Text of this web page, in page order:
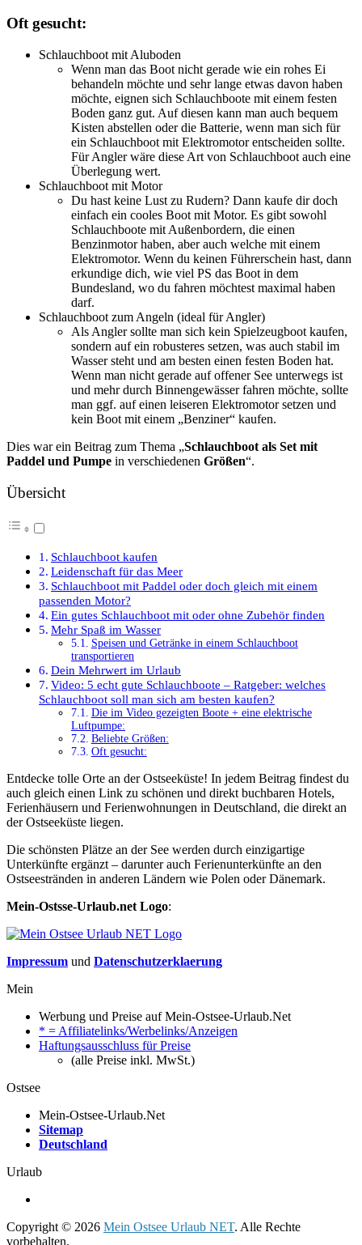
Oft gesucht:
Schlauchboot mit Aluboden
Wenn man das Boot nicht gerade wie ein rohes Ei
behandeln möchte und sehr lange etwas davon haben
möchte, eignen sich Schlauchboote mit einem festen
Boden ganz gut. Auf diesen kann man auch bequem
Kisten abstellen oder die Batterie, wenn man sich für
ein Schlauchboot mit Elektromotor entscheiden sollte.
Für Angler wäre diese Art von Schlauchboot auch eine
Überlegung wert.
Schlauchboot mit Motor
Du hast keine Lust zu Rudern? Dann kaufe dir doch
einfach ein cooles Boot mit Motor. Es gibt sowohl
Schlauchboote mit Außenbordern, die einen
Benzinmotor haben, aber auch welche mit einem
Elektromotor. Wenn du keinen Führerschein hast, dann
erkundige dich, wie viel PS das Boot in dem
Bundesland, wo du fahren möchtest maximal haben
darf.
Schlauchboot zum Angeln (ideal für Angler)
Als Angler sollte man sich kein Spielzeugboot kaufen,
sondern auf ein robusteres setzen, was auch stabil im
Wasser steht und am besten einen festen Boden hat.
Wenn man nicht gerade auf offener See unterwegs ist
und mehr durch Binnengewässer fahren möchte, sollte
man ggf. auf einen leiseren Elektromotor setzen und
kein Boot mit einem „Benziner“ kaufen.
Dies war ein Beitrag zum Thema „Schlauchboot als Set mit
Paddel und Pumpe in verschiedenen Größen“.
Übersicht
Schlauchboot kaufen
Leidenschaft für das Meer
Schlauchboot mit Paddel oder doch gleich mit einem
passenden Motor?
Ein gutes Schlauchboot mit oder ohne Zubehör finden
Mehr Spaß im Wasser
Speisen und Getränke in einem Schlauchboot
transportieren
Dein Mehrwert im Urlaub
Video: 5 echt gute Schlauchboote – Ratgeber: welches
Schlauchboot soll man sich am besten kaufen?
Die im Video gezeigten Boote + eine elektrische
Luftpumpe:
Beliebte Größen:
Oft gesucht:
Entdecke tolle Orte an der Ostseeküste! In jedem Beitrag findest du
auch gleich einen Link zu schönen und direkt buchbaren Hotels,
Ferienhäusern und Ferienwohnungen in Deutschland, die direkt an
der Ostseeküste liegen.
Die schönsten Plätze an der See werden durch einzigartige
Unterkünfte ergänzt – darunter auch Ferienunterkünfte an den
Ostseestränden in anderen Ländern wie Polen oder Dänemark.
Mein-Ostsse-Urlaub.net Logo:
Impressum und Datenschutzerklaerung
Mein
Werbung und Preise auf Mein-Ostsee-Urlaub.Net
* = Affiliatelinks/Werbelinks/Anzeigen
Haftungsausschluss für Preise
(alle Preise inkl. MwSt.)
Ostsee
Mein-Ostsee-Urlaub.Net
Sitemap
Deutschland
Urlaub
Copyright © 2026 Mein Ostsee Urlaub NET. Alle Rechte
vorbehalten.